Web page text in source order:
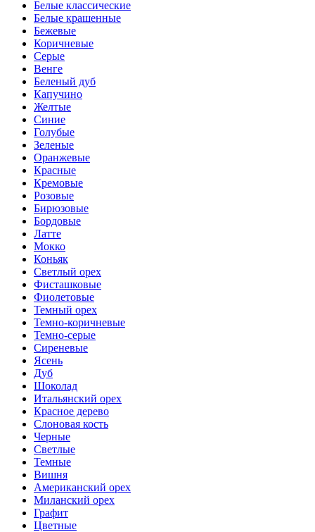
Белые классические
Белые крашенные
Бежевые
Коричневые
Серые
Венге
Беленый дуб
Капучино
Желтые
Синие
Голубые
Зеленые
Оранжевые
Красные
Кремовые
Розовые
Бирюзовые
Бордовые
Латте
Мокко
Коньяк
Светлый орех
Фисташковые
Фиолетовые
Темный орех
Темно-коричневые
Темно-серые
Сиреневые
Ясень
Дуб
Шоколад
Итальянский орех
Красное дерево
Слоновая кость
Черные
Светлые
Темные
Вишня
Американский орех
Миланский орех
Графит
Цветные